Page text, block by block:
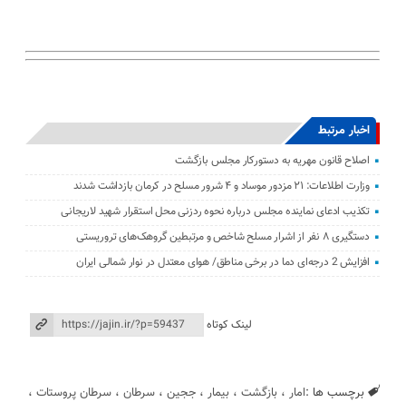
اخبار مرتبط
اصلاح قانون مهریه به دستورکار مجلس بازگشت
وزارت اطلاعات: ۲۱ مزدور موساد و ۴ شرور مسلح در کرمان بازداشت شدند
تکذیب ادعای نماینده مجلس درباره نحوه ردزنی محل استقرار شهید لاریجانی
دستگیری ۸ نفر از اشرار مسلح شاخص و مرتبطین گروهک‌های تروریستی
افزایش 2 درجه‌ای دما در برخی مناطق/ هوای معتدل در نوار شمالی ایران
لینک کوتاه
برچسب ها :امار ، بازگشت ، بیمار ،ججین ،سرطان ،سرطان پروستات ،